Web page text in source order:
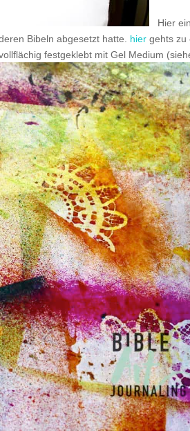
Hier
Bibeln abgesetzt hatte. hier gehts zu
festgeklebt mit Gel Medium